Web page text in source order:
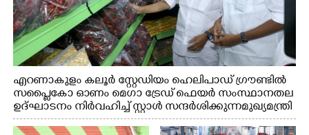
എറണാകുളം കലൂർ സ്റ്റേഡിയം ഹെലിപാഡ് ഗ്രൗണ്ടിൽ
സപ്ളൈകോ ഓണം മെഗാ ട്രേഡ് ഫെയർ സംസ്ഥാനതല
ഉദ്ഘാടനം നിർവഹിച്ച് സ്റ്റാൾ സന്ദർശിക്കുന്ന മുഖ്യമന്ത്രി
വി.ഡി. സതീശൻ. മന്ത്രി അനൂപ് ജേക്കബ് സമീപം